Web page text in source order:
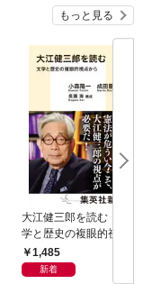
もっと見る
大江健三郎を読む 文
学と歴史の複眼的視点
から1,485
新着